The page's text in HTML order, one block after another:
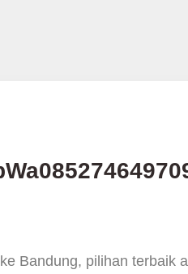
Bandung, pilihan terbaik